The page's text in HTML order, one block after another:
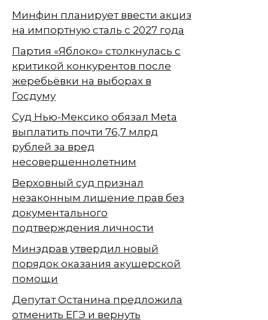
Минфин планирует ввести акциз
на импортную сталь с 2027 года
Партия «Яблоко» столкнулась с
критикой конкурентов после
жеребьёвки на выборах в
Госдуму
Суд Нью-Мексико обязал Meta
выплатить почти 76,7 млрд
рублей за вред
несовершеннолетним
Верховный суд признал
незаконным лишение прав без
документального
подтверждения личности
Минздрав утвердил новый
порядок оказания акушерской
помощи
Депутат Останина предложила
отменить ЕГЭ и вернуть